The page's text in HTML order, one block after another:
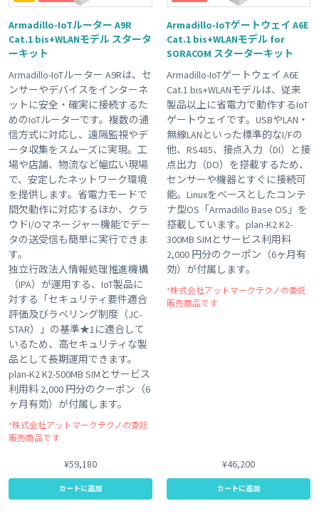
Armadillo-IoTルーター A9R
Cat.1 bis+WLANモデル スタータ
ーキット
Armadillo-IoTルーター A9Rは、セ
ンサーやデバイスをインターネ
ットに安全・確実に接続するた
めのIoTルーターです。複数の通
信方式に対応し、遠隔監視やデ
ータ収集をスムーズに実現。工
場や店舗、物流など幅広い現場
で、安定したネットワーク環境
を提供します。省電力モードで
間欠動作に対応するほか、クラ
ウドI/Oマネージャー機能でデー
タの送受信も簡単に実行できま
す。
独立行政法人情報処理推進機構
（IPA）が運用する、IoT製品に
対する「セキュリティ要件適合
評価及びラベリング制度（JC-
STAR）」の基準★1に適合して
いるため、高セキュリティな製
品として長期運用できます。
plan-K2 K2-500MB SIMとサービス
利用料 2,000 円分のクーポン（6
ヶ月有効）が付属します。
*株式会社アットマークテクノの委託
販売商品です
¥59,180
カートに追加
Armadillo-IoTゲートウェイ A6E
Cat.1 bis+WLANモデル for
SORACOM スターターキット
Armadillo-IoTゲートウェイ A6E
Cat.1 bis+WLANモデルは、従来
製品以上に省電力で動作するIoT
ゲートウェイです。USBやLAN・
無線LANといった標準的なI/Fの
他、RS485、接点入力（DI）と接
点出力（DO）を搭載するため、
センサーや機器とすぐに接続可
能。Linuxをベースとしたコンテ
ナ型OS「Armadillo Base OS」を
搭載しています。plan-K2 K2-
300MB SIMとサービス利用料
2,000 円分のクーポン（6ヶ月有
効）が付属します。
*株式会社アットマークテクノの委託
販売商品です
¥46,200
カートに追加